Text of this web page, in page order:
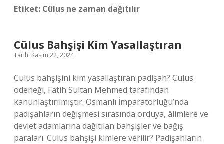
Etiket: Cülus ne zaman dağıtılır
Cülus Bahşişi Kim Yasallaştıran
Tarih: Kasım 22, 2024
Cülus bahşişini kim yasallaştıran padişah? Culus
ödeneği, Fatih Sultan Mehmed tarafından
kanunlaştırılmıştır. Osmanlı İmparatorluğu’nda
padişahların değişmesi sırasında orduya, âlimlere ve
devlet adamlarına dağıtılan bahşişler ve bağış
paraları. Cülus bahşişi kimlere verilir? Padişahların